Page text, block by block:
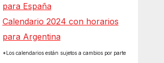
para España
Calendario 2024 con horarios
para Argentina
*Los calendarios están sujetos a cambios por parte